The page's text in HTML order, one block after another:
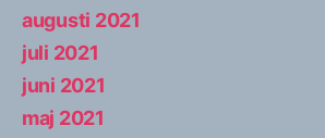
augusti 2021
juli 2021
juni 2021
maj 2021